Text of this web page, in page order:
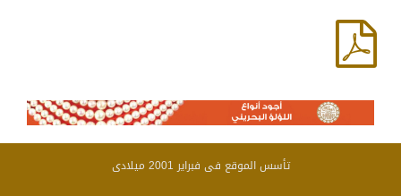
تأسس الموقع فى فبراير 2001 ميلادى